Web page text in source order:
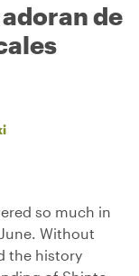
de
so much in
Without
the history